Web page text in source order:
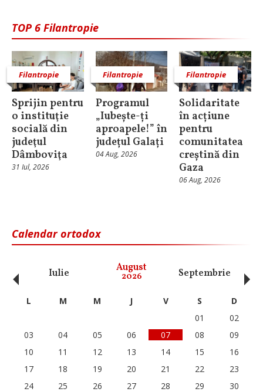
TOP 6 Filantropie
Filantropie
Sprijin pentru
o instituţie
socială din
judeţul
Dâmboviţa
31 Iul, 2026
Filantropie
Programul
„Iubește-ți
aproapele!” în
județul Galați
04 Aug, 2026
Filantropie
Solidaritate
în acțiune
pentru
comunitatea
creștină din
Gaza
06 Aug, 2026
Calendar ortodox
Iulie August
2026 Septembrie
‹ L M M J V S
D
01
02
03
04 05 06 07 08
09
10
11 12 13 14 15
16
17
18 19 20 21 22
23
24
25 26 27 28 29
30